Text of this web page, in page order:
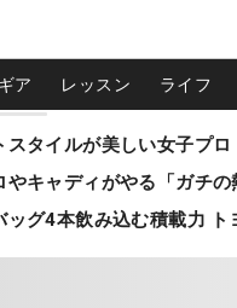
ギア レッスン ライフ
スタイルが美しい女子プ